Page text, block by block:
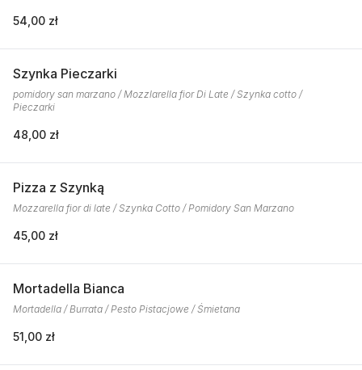
54,00 zł
Szynka Pieczarki
pomidory san marzano / Mozzlarella fior Di Late / Szynka cotto /
Pieczarki
48,00 zł
Pizza z Szynką
Mozzarella fior di late / Szynka Cotto / Pomidory San Marzano
45,00 zł
Mortadella Bianca
Mortadella / Burrata / Pesto Pistacjowe / Śmietana
51,00 zł